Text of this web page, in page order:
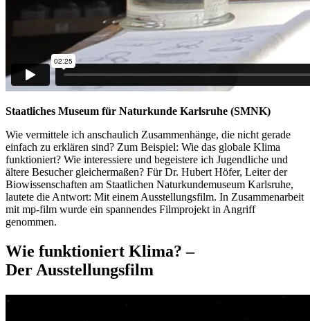
Staatliches Museum für Naturkunde Karlsruhe (SMNK)
Wie vermittele ich anschaulich Zusammenhänge, die nicht gerade
einfach zu erklären sind? Zum Beispiel: Wie das globale Klima
funktioniert? Wie interessiere und begeistere ich Jugendliche und
ältere Besucher gleichermaßen? Für Dr. Hubert Höfer, Leiter der
Biowissenschaften am Staatlichen Naturkundemuseum Karlsruhe,
lautete die Antwort: Mit einem Ausstellungsfilm. In Zusammenarbeit
mit mp-film wurde ein spannendes Filmprojekt in Angriff
genommen.
Wie funktioniert Klima? –
Der Ausstellungsfilm